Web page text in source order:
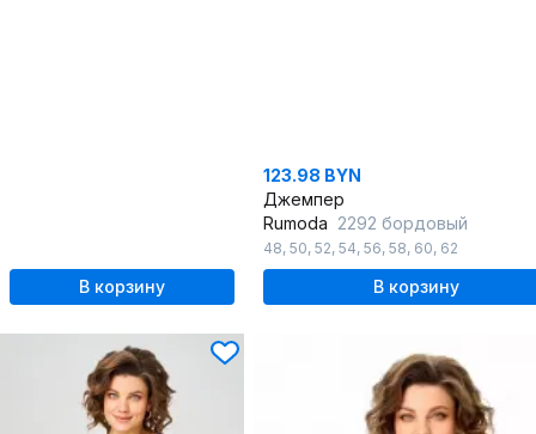
В корзину
123.98 BYN
Джемпер
Rumoda 2292 бордовый
48, 50, 52, 54, 56, 58, 60, 62
В корзину